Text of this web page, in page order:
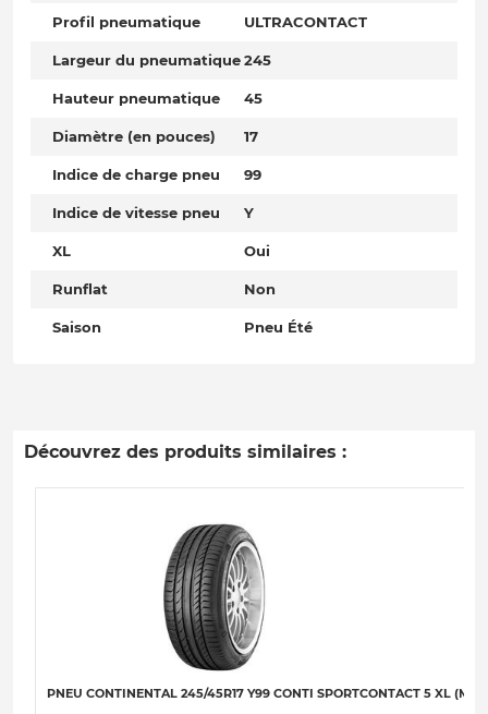
Profil pneumatique ULTRACONTACT
Largeur du pneumatique245
Hauteur pneumatique 45
Diamètre (en pouces) 17
Indice de charge pneu 99
Indice de vitesse pneu Y
XL Oui
Runflat Non
Saison Pneu Été
Découvrez des produits similaires :
PNEU CONTINENTAL 245/45R17 Y99 CONTI SPORTCONTACT 5 XL (MO)